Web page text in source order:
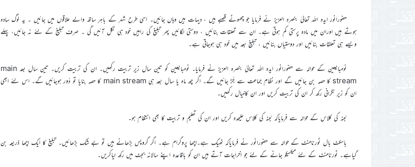
حضورانور ایدہ اللہ تعالیٰ بنصرہ العزیز نے فرمایا جو چھوٹے قصبے ہیں ، دیہات ہیں وہاں جائیں۔ اسی طرح شہر کے باہر ساتھ والے علاقوں میں جائیں ۔ یہ لوگ سادہ
ہوتے ہیں اوران میں مادہ پرستی کم ہوتی ہے۔ ان سے تعلقات بنائیں ، دوستی لگائیں پھر تبلیغ کی راہیں خود ہی نکل آئیں گی ۔ صرف تبلیغ کے لئے نہ جائیں، پہلے
ویسے ہی تعلقات بنائیں اور دوستیاں بنائیں ، تبلیغ بعد میں خود ہی ہوجاتی ہے۔
نومبایعین کے حوالہ سے حضورانور ایدہ اللہ تعالیٰ بنصرہ العزیز نے فرمایا۔ نومبایعین کو تین سال زیرِ تربیت رکھیں۔ ان کی تربیت کریں۔ تین سال بعد main
stream کا حصہ بن جائیں گے اور نظامِ جماعت سے جُڑ جائیں گے۔ اگر چھ ماہ یا سال بعد ہی main stream کا حصہ بنایا تو دُور ہوجائیں گے۔ اس لئے ابھی
ان کو زیرِ نگرانی رکھ کر ان کی تربیت کریں اور ان کاخیال رکھیں۔
لجنہ کی کلاس کے حوالہ سے فرمایاکہ لجنہ کی کلاس علیحدہ کریں اور ان کی تعلیم و تربیت کا بھی انتظام ہو۔
باسکٹ بال ٹورنامنٹ کے حوالہ سے حضورانور نے فرمایاکہ ٹھیک ہے۔اچھا پروگرام ہے۔ اگر گروپس بڑھانے ہیں تو بے شک بڑھائیں۔ تبلیغ کا ایک اچھا ذریعہ بن
گیاہے۔ ٹورنامنٹ کے لئے میکسیکو جانے کے لئے جو اخراجات آتے ہیں ان کو باقاعدہ اپنے سالانہ بجٹ میں رکھ لیاکریں۔